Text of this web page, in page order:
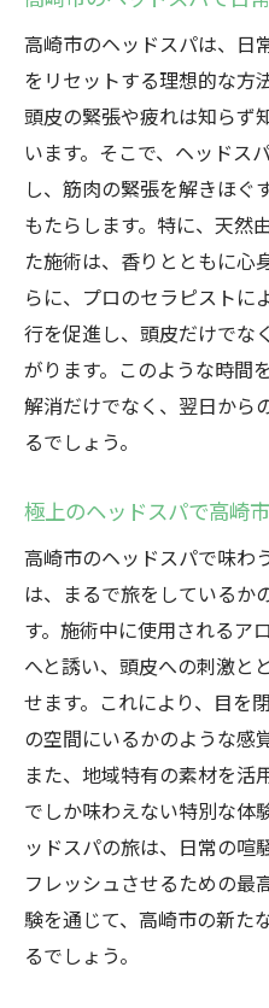
ヘッドスパで高
頭皮からストレスを
極上のひととき
高崎市のヘッド
効果
ストレスフリー
パ
高崎市のヘッド
高崎市の極上ヘ
高崎市で頭皮か
パ体験
極上のひととき
専門店で叶える高崎
圧倒的な効果
高崎市の専門店
専門店ならでは
圧倒的効果を実
高崎市のヘッド
なケア
高崎市のヘッド
果
専門店でしか味
パの真髄
高崎市のヘッドスパは、日
をリセットする理想的な方
頭皮の緊張や疲れは知らず
います。そこで、ヘッドス
し、筋肉の緊張を解きほぐ
もたらします。特に、天然
た施術は、香りとともに心
らに、プロのセラピストに
行を促進し、頭皮だけでな
がります。このような時間
解消だけでなく、翌日から
るでしょう。
極上のヘッドスパで高崎
高崎市のヘッドスパで味わ
は、まるで旅をしているか
す。施術中に使用されるア
へと誘い、頭皮への刺激と
せます。これにより、目を
の空間にいるかのような感
また、地域特有の素材を活
でしか味わえない特別な体
ッドスパの旅は、日常の喧
フレッシュさせるための最
験を通じて、高崎市の新た
るでしょう。